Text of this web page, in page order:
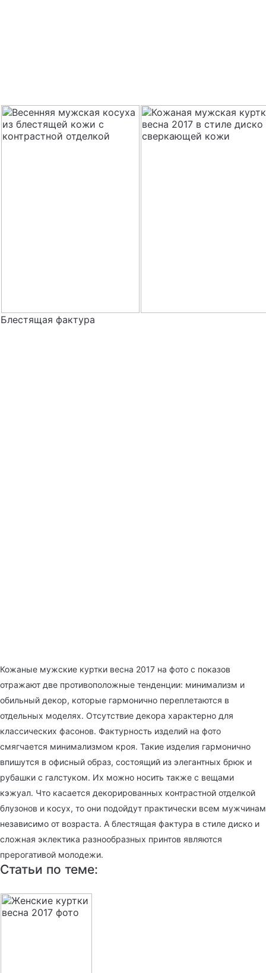
Блестящая фактура
Кожаные мужские куртки весна 2017 на фото с показов
отражают две противоположные тенденции: минимализм и
обильный декор, которые гармонично переплетаются в
отдельных моделях. Отсутствие декора характерно для
классических фасонов. Фактурность изделий на фото
смягчается минимализмом кроя. Такие изделия гармонично
впишутся в офисный образ, состоящий из элегантных брюк и
рубашки с галстуком. Их можно носить также с вещами
кэжуал. Что касается декорированных контрастной отделкой
блузонов и косух, то они подойдут практически всем мужчинам
независимо от возраста. А блестящая фактура в стиле диско и
сложная эклектика разнообразных принтов являются
прерогативой молодежи.
Статьи по теме: